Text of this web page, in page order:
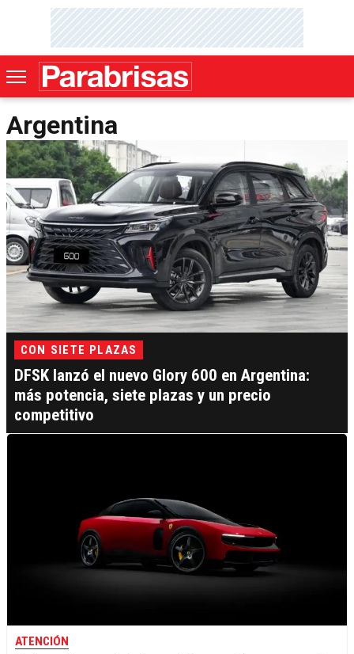
Argentina
CON SIETE PLAZAS
DFSK lanzó el nuevo Glory 600 en Argentina:
más potencia, siete plazas y un precio
competitivo
ATENCIÓN